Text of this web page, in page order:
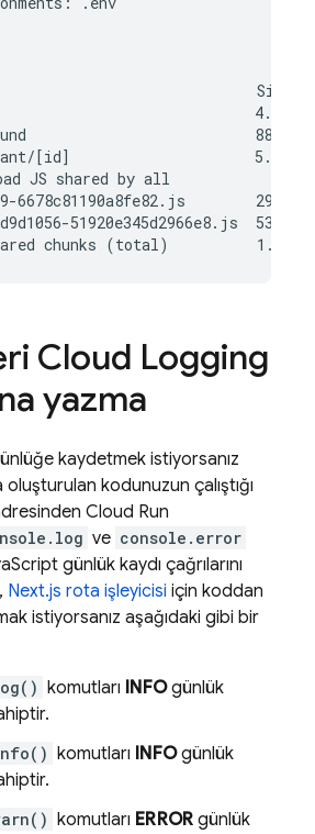
Size
4.79 kB
882 B
[id]                     5.28
JS shared by all            84.4
6678c81190a8fe82.js        29 kB
51920e345d2966e8.js  53.4
Cloud Logging
yazma
kaydetmek istiyorsanız
kodunuzun çalıştığı
Cloud Run
ve console.error
günlük kaydı çağrılarını
Next.js rota işleyicisi için koddan
istiyorsanız aşağıdaki gibi bir
komutları INFOgünlük
komutları INFOgünlük
komutları ERROR günlük